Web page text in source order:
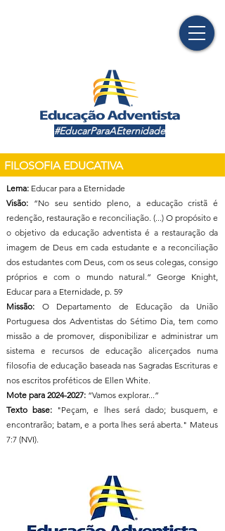
#EducarParaAEternidade
FILOSOFIA EDUCATIVA
Lema: Educar para a Eternidade
Visão: “No seu sentido pleno, a educação cristã é
redenção, restauração e reconciliação. (...) O propósito e
o objetivo da educação adventista é a restauração da
imagem de Deus em cada estudante e a reconciliação
dos estudantes com Deus, com os seus colegas, consigo
próprios e com o mundo natural.” George Knight,
Educar para a Eternidade, p. 59
Missão: O Departamento de Educação da União
Portuguesa dos Adventistas do Sétimo Dia, tem como
missão a de promover, disponibilizar e administrar um
sistema e recursos de educação alicerçados numa
filosofia de educação baseada nas Sagradas Escrituras e
nos escritos proféticos de Ellen White.
Mote para 2024-2027: “Vamos explorar...”
Texto base: "Peçam, e lhes será dado; busquem, e
encontrarão; batam, e a porta lhes será aberta." Mateus
7:7 (NVI).